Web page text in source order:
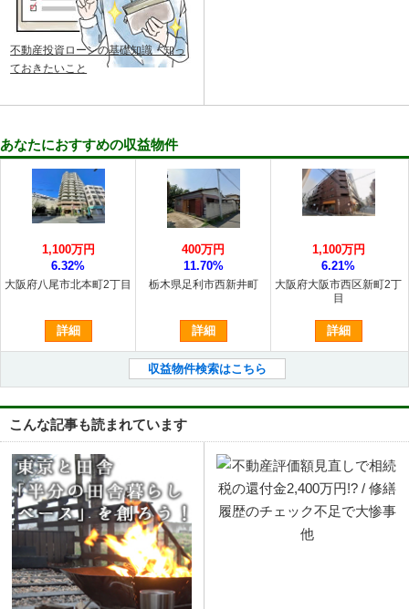
不動産投資ローンの基礎知識・知っ
ておきたいこと
あなたにおすすめの収益物件
大阪府八尾市北本町2丁目
1,100万円
6.32%
詳細
栃木県足利市西新井町
400万円
11.70%
詳細
大阪府大阪市西区新町2丁
目
1,100万円
6.21%
詳細
収益物件検索はこちら
こんな記事も読まれています